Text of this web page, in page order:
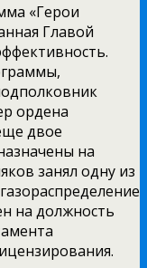
«Герои
Главой
ордена
двое
на
занял одну из
на должность